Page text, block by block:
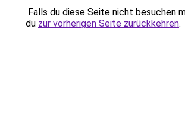
Falls du diese Seite nicht besuchen
du zur vorherigen Seite zurückkehren.